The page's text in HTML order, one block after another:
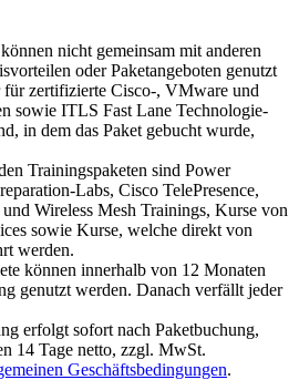
nicht gemeinsam mit anderen
oder Paketangeboten genutzt
für zertifizierte Cisco-, VMware und
sowie ITLS Fast Lane Technologie-
in dem das Paket gebucht wurde,
Trainingspaketen sind Power
Labs, Cisco TelePresence,
Wireless Mesh Trainings, Kurse von
sowie Kurse, welche direkt von
werden.
können innerhalb von 12 Monaten
genutzt werden. Danach verfällt jeder
erfolgt sofort nach Paketbuchung,
14 Tage netto, zzgl. MwSt.
Geschäftsbedingungen.